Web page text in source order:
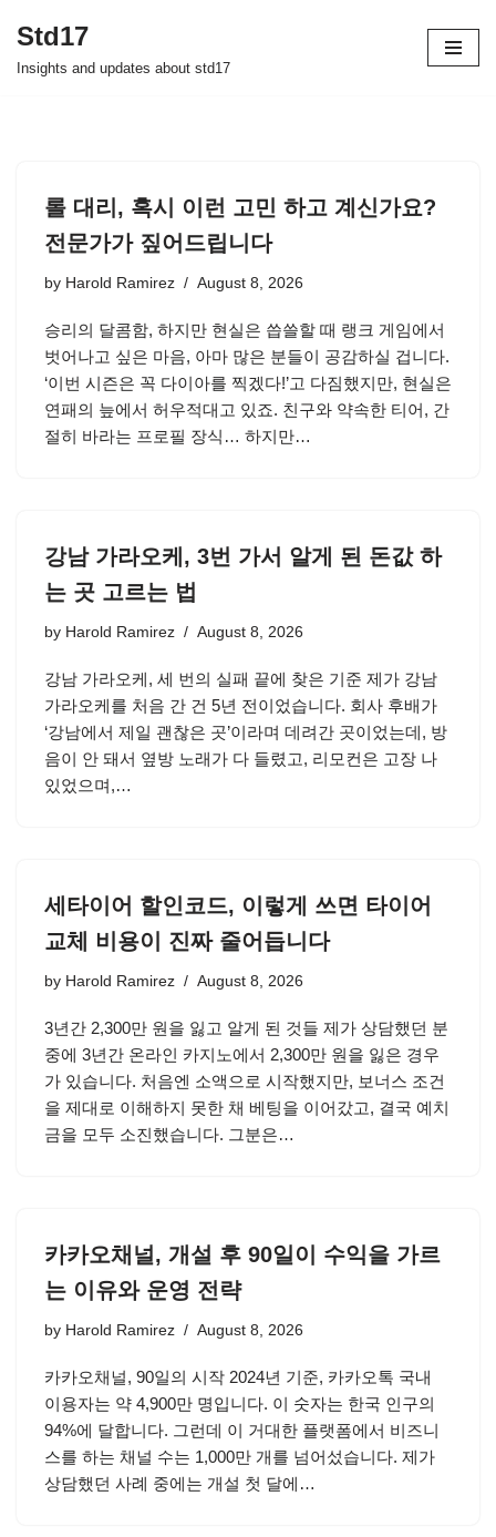
Skip
Std17
Insights and updates about std17
롤 대리, 혹시 이런 고민 하고 계신가요?
전문가가 짚어드립니다
by Harold Ramirez August 8, 2026
승리의 달콤함, 하지만 현실은 씁쓸할 때 랭크 게임에서
벗어나고 싶은 마음, 아마 많은 분들이 공감하실 겁니다.
‘이번 시즌은 꼭 다이아를 찍겠다!’고 다짐했지만, 현실은
연패의 늪에서 허우적대고 있죠. 친구와 약속한 티어, 간
절히 바라는 프로필 장식… 하지만…
강남 가라오케, 3번 가서 알게 된 돈값 하
는 곳 고르는 법
by Harold Ramirez August 8, 2026
강남 가라오케, 세 번의 실패 끝에 찾은 기준 제가 강남
가라오케를 처음 간 건 5년 전이었습니다. 회사 후배가
‘강남에서 제일 괜찮은 곳’이라며 데려간 곳이었는데, 방
음이 안 돼서 옆방 노래가 다 들렸고, 리모컨은 고장 나
있었으며,…
세타이어 할인코드, 이렇게 쓰면 타이어
교체 비용이 진짜 줄어듭니다
by Harold Ramirez August 8, 2026
3년간 2,300만 원을 잃고 알게 된 것들 제가 상담했던 분
중에 3년간 온라인 카지노에서 2,300만 원을 잃은 경우
가 있습니다. 처음엔 소액으로 시작했지만, 보너스 조건
을 제대로 이해하지 못한 채 베팅을 이어갔고, 결국 예치
금을 모두 소진했습니다. 그분은…
카카오채널, 개설 후 90일이 수익을 가르
는 이유와 운영 전략
by Harold Ramirez August 8, 2026
카카오채널, 90일의 시작 2024년 기준, 카카오톡 국내
이용자는 약 4,900만 명입니다. 이 숫자는 한국 인구의
94%에 달합니다. 그런데 이 거대한 플랫폼에서 비즈니
스를 하는 채널 수는 1,000만 개를 넘어섰습니다. 제가
상담했던 사례 중에는 개설 첫 달에…